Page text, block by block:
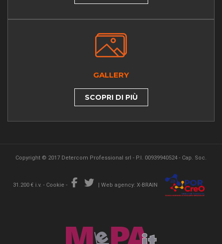
GALLERY
SCOPRI DI PIÙ
Copyright © 2017 Detercom Professional srl - P.I. 00939940524 - Cap. Soc.
31.200 € i.v. - Cookie - | Web agency: X-BRAIN